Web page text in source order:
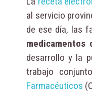
al servicio
de ese día, las
medicamentos
desarrollo y la
trabajo
Farmacéuticos